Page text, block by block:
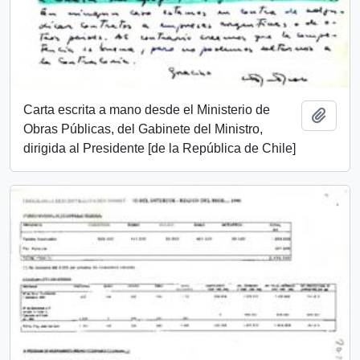
Carta escrita a mano desde el Ministerio de
Obras Públicas, del Gabinete del Ministro,
dirigida al Presidente [de la República de Chile]